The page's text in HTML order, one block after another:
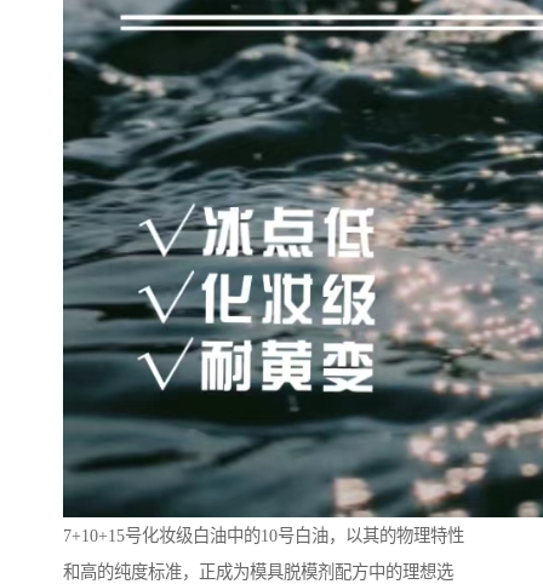
7+10+15号化妆级白油中的10号白油，以其的物理特性
和高的纯度标准，正成为模具脱模剂配方中的理想选